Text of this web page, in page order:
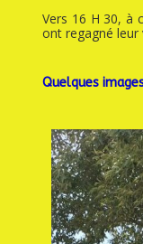
Vers 16 H 30, à
ont regagné leur
Quelques